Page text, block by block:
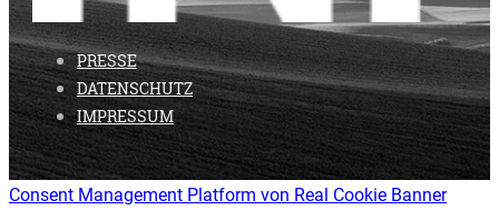
PRESSE
DATENSCHUTZ
IMPRESSUM
Consent Management Platform von Real Cookie Banner